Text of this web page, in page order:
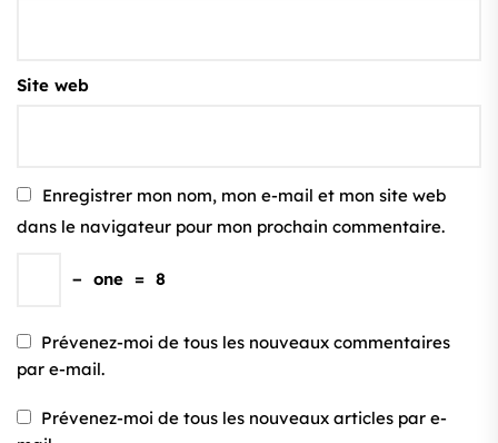
Site web
Enregistrer mon nom, mon e-mail et mon site web
dans le navigateur pour mon prochain commentaire.
− one = 8
Prévenez-moi de tous les nouveaux commentaires
par e-mail.
Prévenez-moi de tous les nouveaux articles par e-